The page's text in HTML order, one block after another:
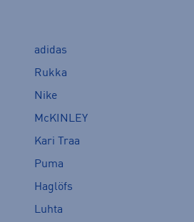
adidas
Rukka
Nike
McKINLEY
Kari Traa
Puma
Haglöfs
Luhta